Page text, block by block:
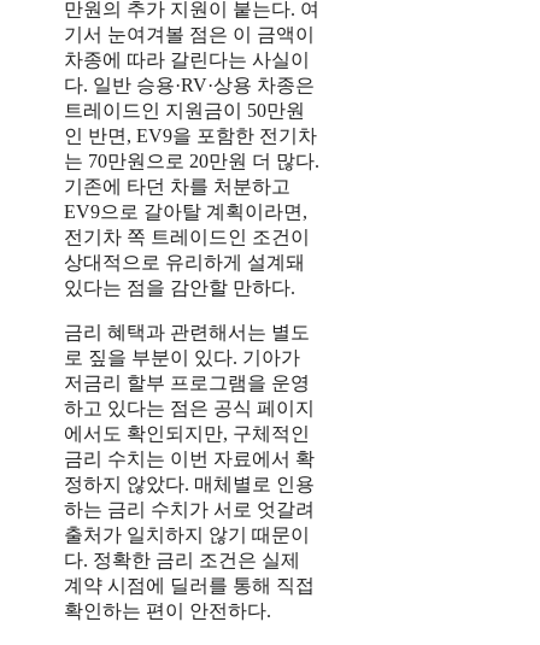
만원의 추가 지원이 붙는다. 여
기서 눈여겨볼 점은 이 금액이
차종에 따라 갈린다는 사실이
다. 일반 승용·RV·상용 차종은
트레이드인 지원금이 50만원
인 반면, EV9을 포함한 전기차
는 70만원으로 20만원 더 많다.
기존에 타던 차를 처분하고
EV9으로 갈아탈 계획이라면,
전기차 쪽 트레이드인 조건이
상대적으로 유리하게 설계돼
있다는 점을 감안할 만하다.
금리 혜택과 관련해서는 별도
로 짚을 부분이 있다. 기아가
저금리 할부 프로그램을 운영
하고 있다는 점은 공식 페이지
에서도 확인되지만, 구체적인
금리 수치는 이번 자료에서 확
정하지 않았다. 매체별로 인용
하는 금리 수치가 서로 엇갈려
출처가 일치하지 않기 때문이
다. 정확한 금리 조건은 실제
계약 시점에 딜러를 통해 직접
확인하는 편이 안전하다.